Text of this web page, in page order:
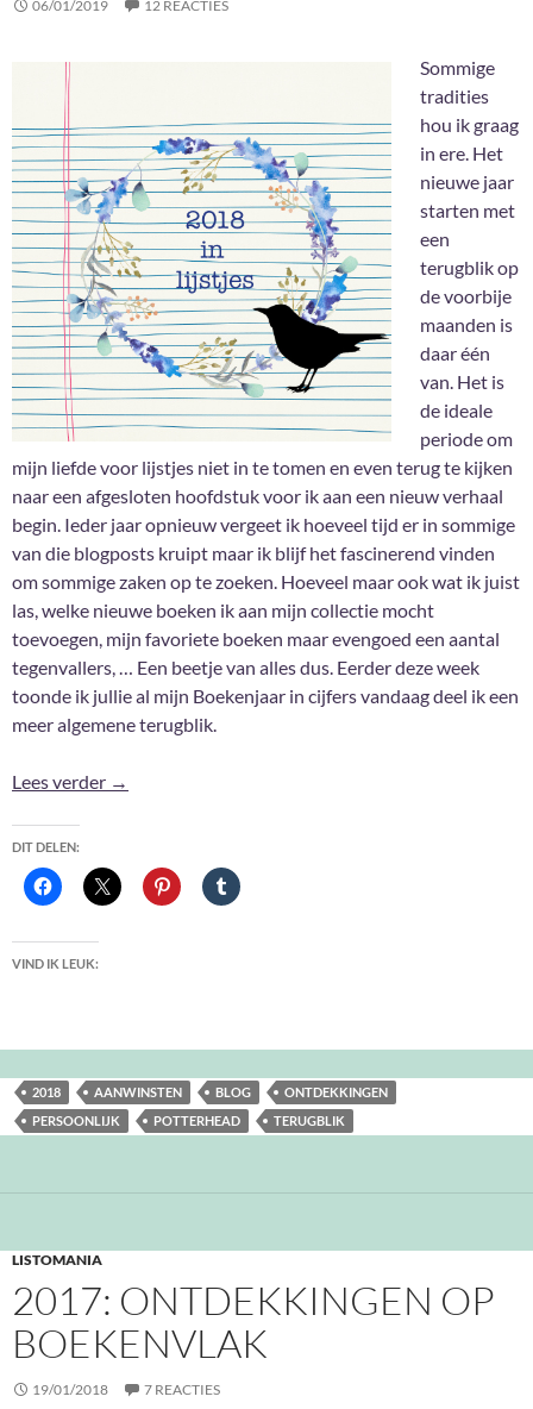
06/01/2019 12 REACTIES
Sommige
tradities
hou ik graag
in ere. Het
nieuwe jaar
starten met
een
terugblik op
de voorbije
maanden is
daar één
van. Het is
de ideale
periode om
mijn liefde voor lijstjes niet in te tomen en even terug te kijken
naar een afgesloten hoofdstuk voor ik aan een nieuw verhaal
begin. Ieder jaar opnieuw vergeet ik hoeveel tijd er in sommige
van die blogposts kruipt maar ik blijf het fascinerend vinden
om sommige zaken op te zoeken. Hoeveel maar ook wat ik juist
las, welke nieuwe boeken ik aan mijn collectie mocht
toevoegen, mijn favoriete boeken maar evengoed een aantal
tegenvallers, … Een beetje van alles dus. Eerder deze week
toonde ik jullie al mijn Boekenjaar in cijfers vandaag deel ik een
meer algemene terugblik.
Lees verder 2018: Kort én bondig
→
DIT DELEN:
VIND IK LEUK:
2018 AANWINSTEN BLOG
ONTDEKKINGEN
PERSOONLIJK
POTTERHEAD TERUGBLIK
LISTOMANIA
2017: ONTDEKKINGEN OP
BOEKENVLAK
19/01/2018 7 REACTIES